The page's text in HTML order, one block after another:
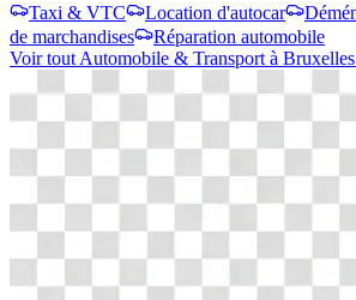
Taxi & VTC Location d'autocar
de marchandises
Réparation automobile
Voir tout Automobile & Transport à Bruxelles